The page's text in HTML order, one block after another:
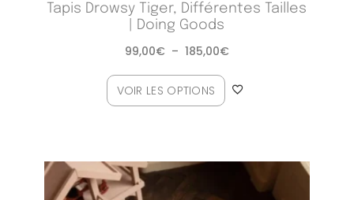
Tapis Drowsy Tiger, Différentes Tailles
| Doing Goods
99,00€ – 185,00€
VOIR LES OPTIONS